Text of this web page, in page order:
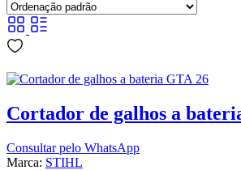
Cortador de galhos a
Consultar pelo WhatsApp
Marca: STIHL